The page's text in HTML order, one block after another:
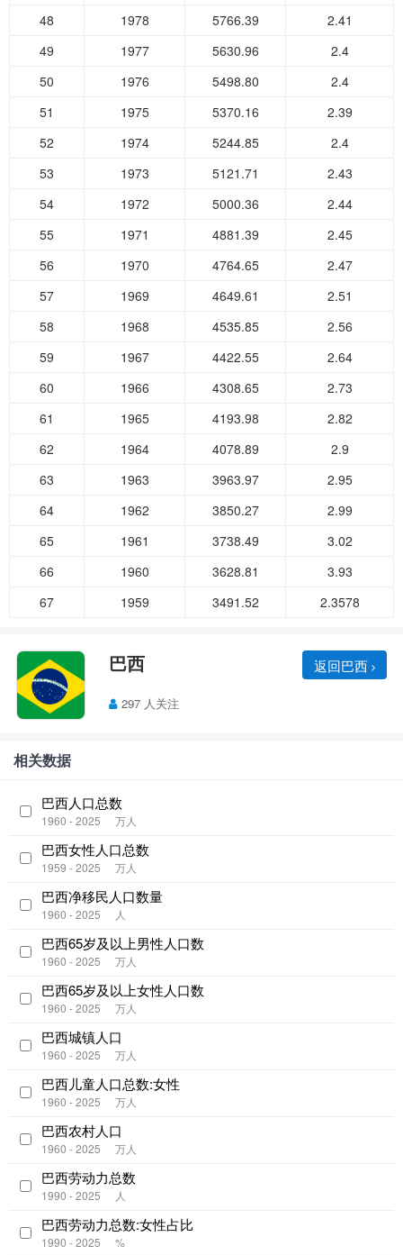
48 1978 5766.39
2.41
49
1977 5630.96
2.4
50
1976 5498.80
2.4
51
1975 5370.16
2.39
52
1974 5244.85
2.4
53
1973 5121.71
2.43
54
1972 5000.36
2.44
55
1971 4881.39
2.45
56
1970 4764.65
2.47
57
1969 4649.61
2.51
58
1968 4535.85
2.56
59
1967 4422.55
2.64
60
1966 4308.65
2.73
61
1965 4193.98
2.82
62
1964 4078.89
2.9
63
1963 3963.97
2.95
64
1962 3850.27
2.99
65
1961 3738.49
3.02
66
1960 3628.81
3.93
67
1959 3491.52 2.3578
巴西 返回巴西
297 人关注
相关数据
巴西人口总数
1960 - 2025 万人
巴西女性人口总数
1959 - 2025 万人
巴西净移民人口数量
1960 - 2025 人
巴西65岁及以上男性人口数
1960 - 2025 万人
巴西65岁及以上女性人口数
1960 - 2025 万人
巴西城镇人口
1960 - 2025 万人
巴西儿童人口总数:女性
1960 - 2025 万人
巴西农村人口
1960 - 2025 万人
巴西劳动力总数
1990 - 2025 人
巴西劳动力总数:女性占比
1990 - 2025 %